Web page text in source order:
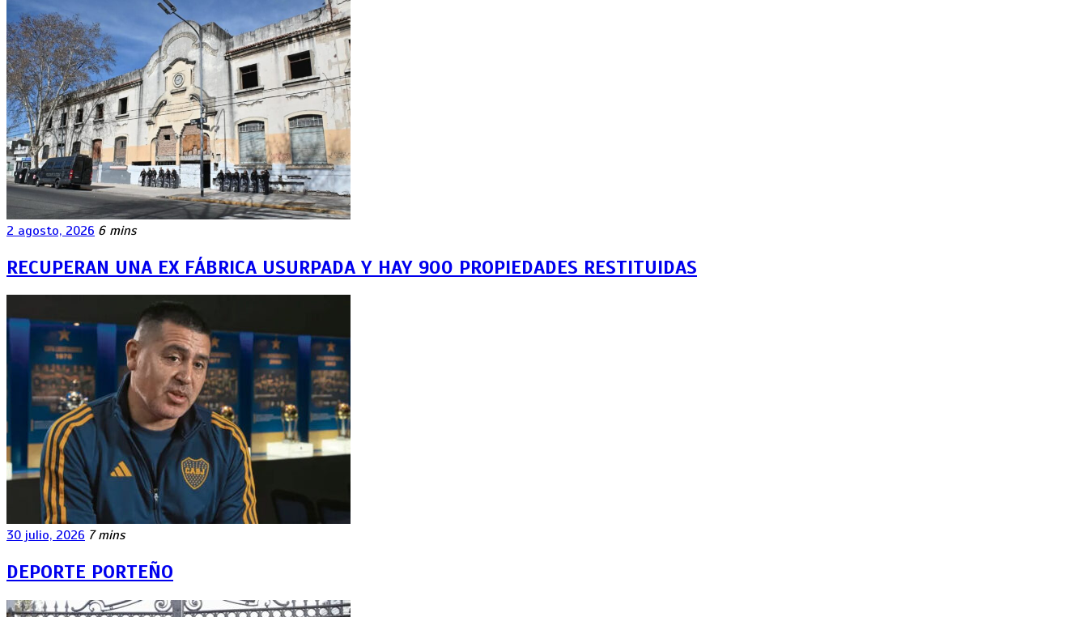
2 agosto, 2026 6 mins
RECUPERAN UNA EX FÁBRICA USURPADA Y HAY 900 PROPIEDADES RESTITUIDAS
30 julio, 2026 7 mins
DEPORTE PORTEÑO